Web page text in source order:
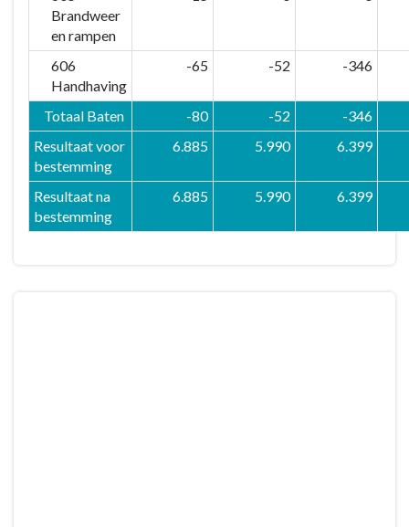
Brandweer
en rampen
606
Handhaving
-65 -52 -346
Totaal Baten -80 -52
-346
Resultaat voor
bestemming
6.885 5.990 6.399
Resultaat na
bestemming
6.885 5.990 6.399